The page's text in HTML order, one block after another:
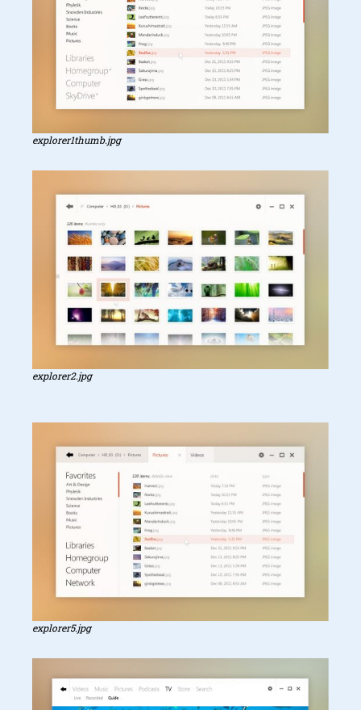
explorer1thumb.jpg
explorer2.jpg
explorer5.jpg